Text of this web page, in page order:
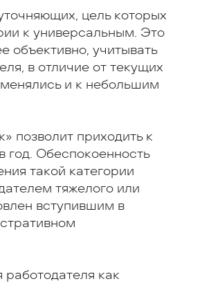
цель которых
к универсальным. Это
объективно, учитывать
в отличие от текущих
и к небольшим
позволит приходить к
год. Обеспокоенность
такой категории
тяжелого или
вступившим в
как